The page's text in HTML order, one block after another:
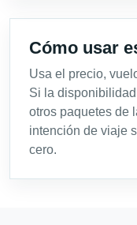
Cómo usar
Usa el precio,
Si la
otros paquetes de
intención de viaje
cero.